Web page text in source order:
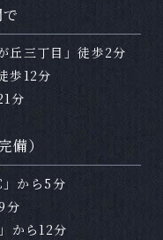
プランは全てデ
ます。データは
りダウンロード
休日の撮影をご
おすすめ致しま
丘三丁目」徒歩2分
歩12分
分
備）
から5分
分
から12分